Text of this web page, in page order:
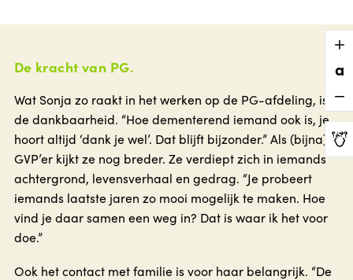
a
De kracht van PG.
Wat Sonja zo raakt in het werken op de PG-afdeling, is
de dankbaarheid. “Hoe dementerend iemand ook is, je
hoort altijd ‘dank je wel’. Dat blijft bijzonder.” Als (bijna)
GVP’er kijkt ze nog breder. Ze verdiept zich in iemands
achtergrond, levensverhaal en gedrag. “Je probeert
iemands laatste jaren zo mooi mogelijk te maken. Hoe
vind je daar samen een weg in? Dat is waar ik het voor
doe.”
Ook het contact met familie is voor haar belangrijk. “De